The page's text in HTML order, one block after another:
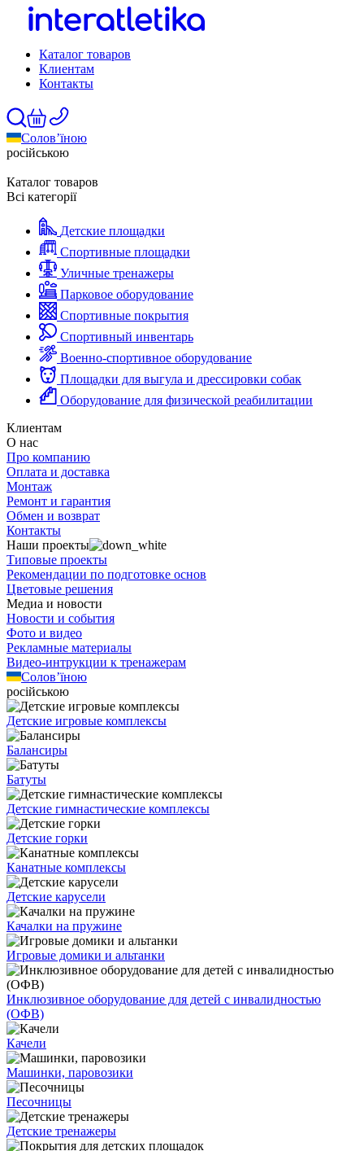
Каталог товаров
Клиентам
Контакты
Солов’їною
російською
Каталог товаров
Всі категорії
Детские площадки
Спортивные площадки
Уличные тренажеры
Парковое оборудование
Спортивные покрытия
Спортивный инвентарь
Военно-спортивное оборудование
Площадки для выгула и дрессировки собак
Оборудование для физической реабилитации
Клиентам
О нас
Про компанию
Оплата и доставка
Монтаж
Ремонт и гарантия
Обмен и возврат
Контакты
Наши проекты
Типовые проекты
Рекомендации по подготовке основ
Цветовые решения
Медиа и новости
Новости и события
Фото и видео
Рекламные материалы
Видео-интрукции к тренажерам
Солов’їною
російською
Детские игровые комплексы
Балансиры
Батуты
Детские гимнастические комплексы
Детские горки
Канатные комплексы
Детские карусели
Качалки на пружине
Игровые домики и альтанки
Инклюзивное оборудование для детей с инвалидностью
(ОФВ)
Качели
Машинки, паровозики
Песочницы
Детские тренажеры